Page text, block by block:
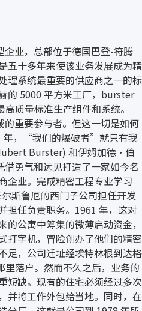
业，总部位于德国巴登-符腾
五十多年来使该业务发展成为精
理系统最重要的供应商之一的标
的 5000 平方米工厂，burster
质量标准生产组件和系统。
重要参与者。但这一切是如何
年，“我们的爆破者”就只有我
Burster) 和伊姆加德·伯
勇气和远见打造了一家如今名
企业。完成精密工程专业学习
斯鲁厄的西门子公司担任开发
担任负责职务。1961 年，这对
公寓中筹集的微薄启动资金，
打字机，冒险创办了他们的精密
足，公司迁址经埃特林根到达格
落户。然而不久之后，业务的
短缺。现有的住宅必须经过多次
并将工作外包给当地。同时，在